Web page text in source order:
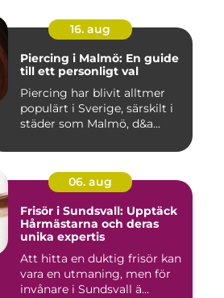
16. aug
Piercing i Malmö: En guide
till ett personligt val
Piercing har blivit alltmer
populärt i Sverige, särskilt i
städer som Malmö, d&a...
06. aug
Frisör i Sundsvall: Upptäck
Hårmästarna och deras
unika expertis
Att hitta en duktig frisör kan
vara en utmaning, men för
invånare i Sundsvall ä...